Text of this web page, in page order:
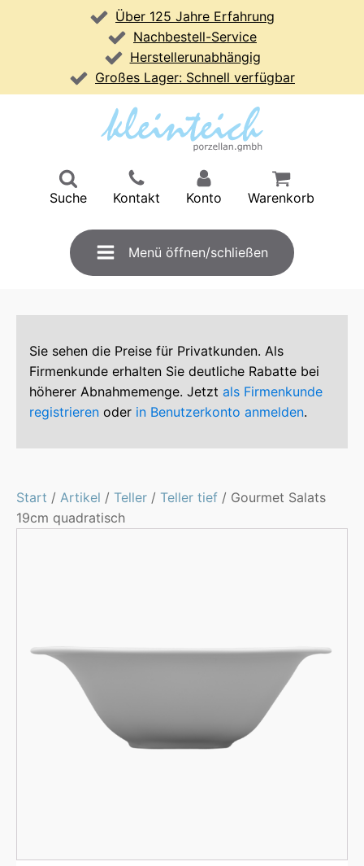
Über 125 Jahre Erfahrung
Nachbestell-Service
Herstellerunabhängig
Großes Lager: Schnell verfügbar
Suche Kontakt Konto Warenkorb
Menü öffnen/schließen
Sie sehen die Preise für Privatkunden. Als
Firmenkunde erhalten Sie deutliche Rabatte bei
höherer Abnahmemenge. Jetzt als Firmenkunde
registrieren oder in Benutzerkonto anmelden.
Start / Artikel / Teller / Teller tief / Gourmet Salats
19cm quadratisch